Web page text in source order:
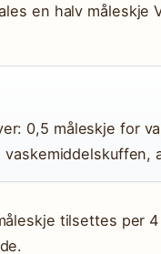
en halv
0,5 måleskje for
tilsettes per